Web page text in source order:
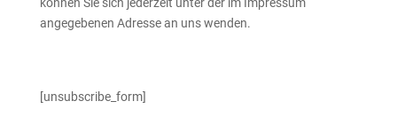
angegebenen Adresse an uns wenden.
[unsubscribe_form]